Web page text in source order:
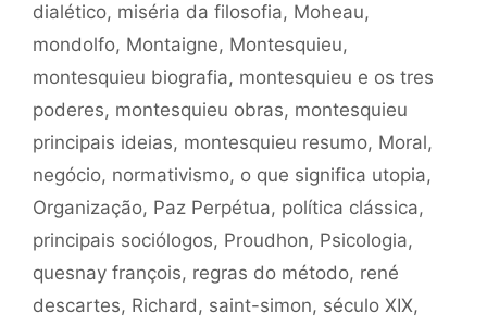
dialético, miséria da filosofia, Moheau,
mondolfo, Montaigne, Montesquieu,
montesquieu biografia, montesquieu e os tres
poderes, montesquieu obras, montesquieu
principais ideias, montesquieu resumo, Moral,
negócio, normativismo, o que significa utopia,
Organização, Paz Perpétua, política clássica,
principais sociólogos, Proudhon, Psicologia,
quesnay françois, regras do método, rené
descartes, Richard, saint-simon, século XIX,